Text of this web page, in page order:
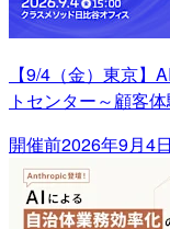
【9/4（金）東京
トセンター～顧客
開催前2026年9月4